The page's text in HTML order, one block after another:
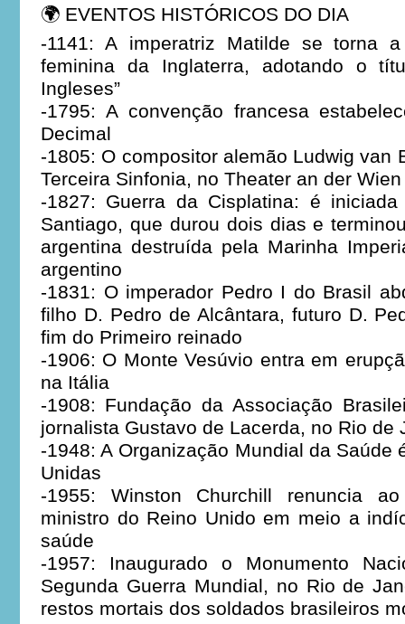
🌍 EVENTOS HISTÓRICOS DO DIA
-1141: A imperatriz Matilde se torna
feminina da Inglaterra, adotando o
Ingleses”
-1795: A convenção francesa
Decimal
-1805: O compositor alemão Ludwig van
Terceira Sinfonia, no Theater an der
-1827: Guerra da Cisplatina: é
Santiago, que durou dois dias e
argentina destruída pela Marinha
argentino
-1831: O imperador Pedro I do Brasil
filho D. Pedro de Alcântara, futuro D.
fim do Primeiro reinado
-1906: O Monte Vesúvio entra em
na Itália
-1908: Fundação da Associação
jornalista Gustavo de Lacerda, no Rio de
-1948: A Organização Mundial da Saúde
Unidas
-1955: Winston Churchill renuncia
ministro do Reino Unido em meio a
saúde
-1957: Inaugurado o Monumento
Segunda Guerra Mundial, no Rio de
restos mortais dos soldados brasileiros